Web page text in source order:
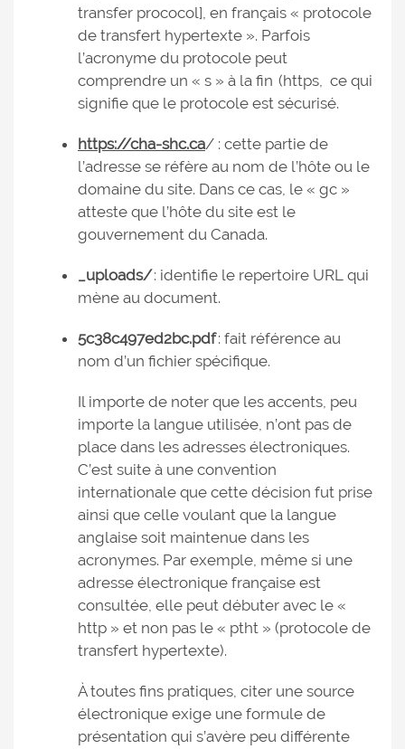
transfer prococol], en français « protocole
de transfert hypertexte ». Parfois
l’acronyme du protocole peut
comprendre un « s » à la fin (https, ce qui
signifie que le protocole est sécurisé.
https://cha-shc.ca/ : cette partie de
l’adresse se réfère au nom de l’hôte ou le
domaine du site. Dans ce cas, le « gc »
atteste que l’hôte du site est le
gouvernement du Canada.
_uploads/: identifie le repertoire URL qui
mène au document.
5c38c497ed2bc.pdf: fait référence au
nom d’un fichier spécifique.
Il importe de noter que les accents, peu
importe la langue utilisée, n’ont pas de
place dans les adresses électroniques.
C’est suite à une convention
internationale que cette décision fut prise
ainsi que celle voulant que la langue
anglaise soit maintenue dans les
acronymes. Par exemple, même si une
adresse électronique française est
consultée, elle peut débuter avec le «
http » et non pas le « ptht » (protocole de
transfert hypertexte).
À toutes fins pratiques, citer une source
électronique exige une formule de
présentation qui s’avère peu différente